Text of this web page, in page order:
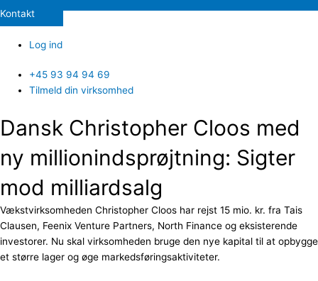
Kontakt
Log ind
+45 93 94 94 69
Tilmeld din virksomhed
Dansk Christopher Cloos med
ny millionindsprøjtning: Sigter
mod milliardsalg
Vækstvirksomheden Christopher Cloos har rejst 15 mio. kr. fra Tais
Clausen, Feenix Venture Partners, North Finance og eksisterende
investorer. Nu skal virksomheden bruge den nye kapital til at opbygge
et større lager og øge markedsføringsaktiviteter.